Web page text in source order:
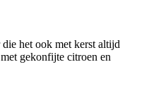
het ook met kerst altijd
gekonfijte citroen en